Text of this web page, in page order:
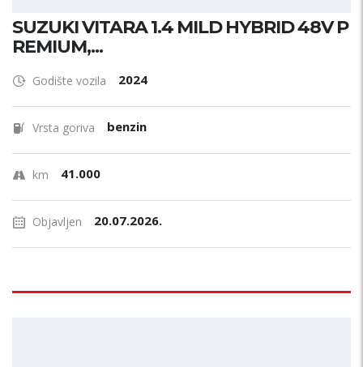
SUZUKI VITARA 1.4 MILD HYBRID 48V P
REMIUM,...
Godište vozila 2024
Vrsta goriva benzin
km 41.000
Objavljen 20.07.2026.